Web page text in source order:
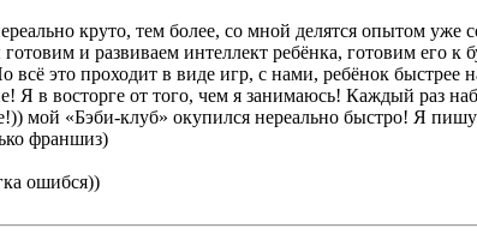
круто, тем более, со мной делятся опытом
и развиваем интеллект ребёнка, готовим его
это проходит в виде игр, с нами, ребёнок
Я в восторге от того, чем я занимаюсь! Каждый раз
мой «Бэби-клуб» окупился нереально быстро! Я
франшиз)
ошибся))